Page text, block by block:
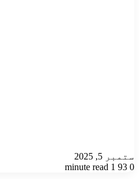
ستمبر 5, 2025
0
1 minute read